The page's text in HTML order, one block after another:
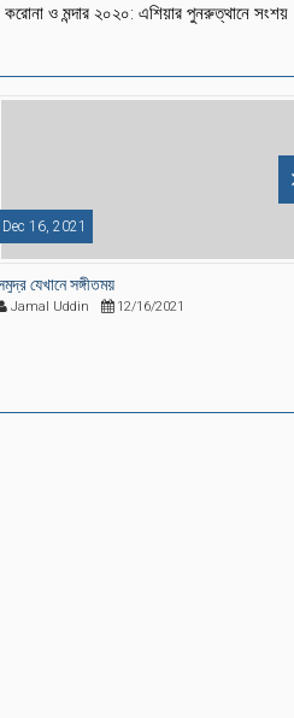
করোনা ও মন্দার ২০২০: এশিয়ার পুনরুত্থানে সংশয়
Dec 16, 2021
যেখানে সঙ্গীতময়
Jamal Uddin 12/16/2021